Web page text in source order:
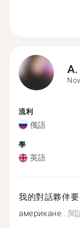
A.
流利
俄語
學
英語
我的對話夥伴要
американе...閱